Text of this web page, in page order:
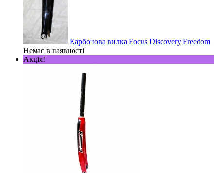
Карбонова вилка Focus Discovery Freedom
Немає в наявності
Акція!